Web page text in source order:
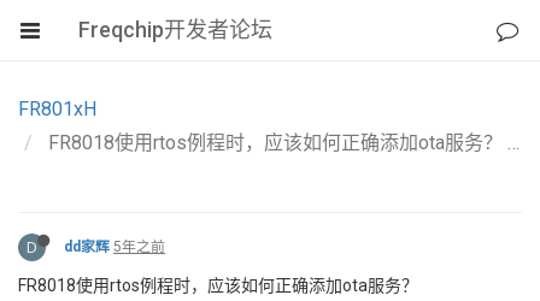
Freqchip开发者论坛
FR801xH
FR8018使用rtos例程时，应该如何正确添加ota服务？
D dd家辉 5年之前
FR8018使用rtos例程时，应该如何正确添加ota服务？